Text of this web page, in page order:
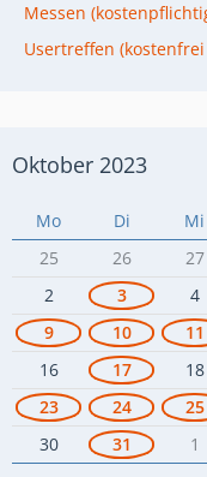
Messen
Usertreffen
Oktober 2023
Mo Di Mi
25
26 27
2
3 4
9
10 11
16
17 18
23
24 25
30
31 1